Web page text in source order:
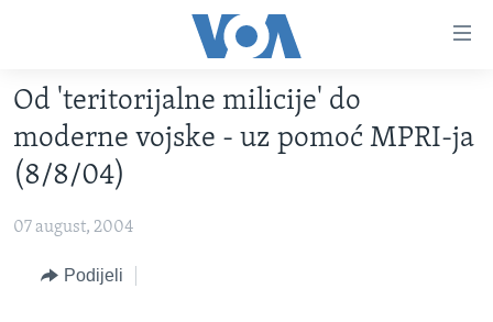
glavni
sadržaj
Pređi
na
glavnu
navigaciju
VIDEO
FOTOGRAFIJE DANA
VIJESTI
SJEDINJENE AMERIČKE DRŽAVE
NAUKA I TEHNOLOGIJA
Od 'teritorijalne milicije' do
moderne vojske - uz pomoć MPRI-ja
(8/8/04)
07 august, 2004
Podijeli